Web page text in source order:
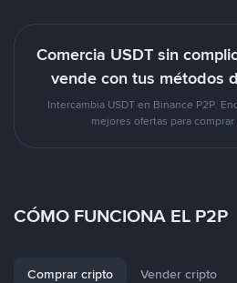
Comercia USDT sin
vende con tus métodos
Intercambia USDT en Binance P2P.
mejores ofertas para
CÓMO FUNCIONA EL P2P
Comprar cripto Vender cripto